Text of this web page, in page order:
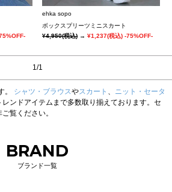
ehka sopo
ボックスプリーツミニスカート
¥4,950(税込)→¥1,237(税込) -75%OFF-
1/1
。 シャツ・ブラウスやスカート 、 ニット・セータ
ンドアイテムまで多数取り揃えております。セ
覧ください。
BRAND
ブランド一覧